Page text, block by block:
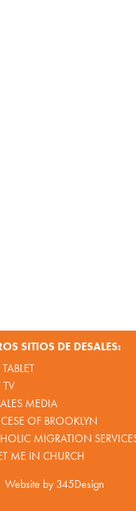
SITIOS DE DESALES:
TV
MEDIA
OF BROOKLYN
MIGRATION
ME IN CHURCH
Website by 345Design